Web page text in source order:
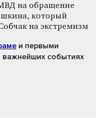
на обращение
который
на экстремизм
и первыми
важнейших событиях